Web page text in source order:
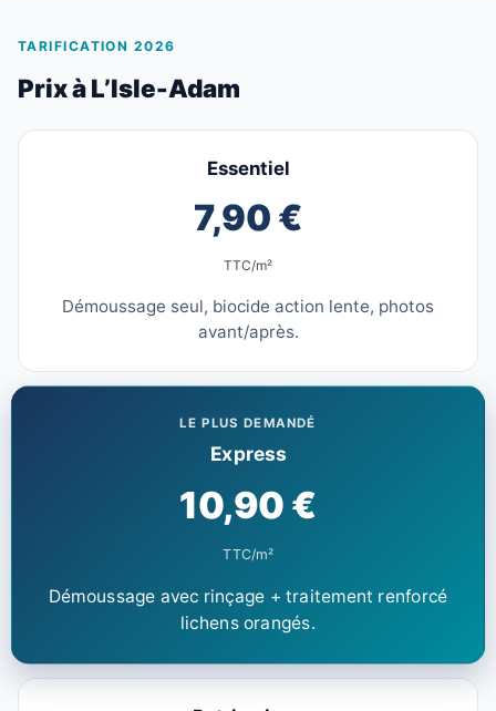
TARIFICATION 2026
Prix à L’Isle-Adam
Essentiel
7,90 €
TTC/m²
Démoussage seul, biocide action lente, photos
avant/après.
LE PLUS DEMANDÉ
Express
10,90 €
TTC/m²
Démoussage avec rinçage + traitement renforcé
lichens orangés.